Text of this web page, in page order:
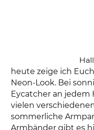
heute zeige ich
Neon-Look. Bei
Eycatcher an
vielen
sommerliche
Armbänder gibt es